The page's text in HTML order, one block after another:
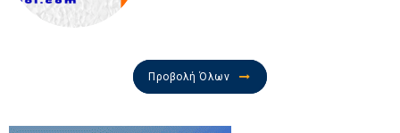
Προβολή Όλων